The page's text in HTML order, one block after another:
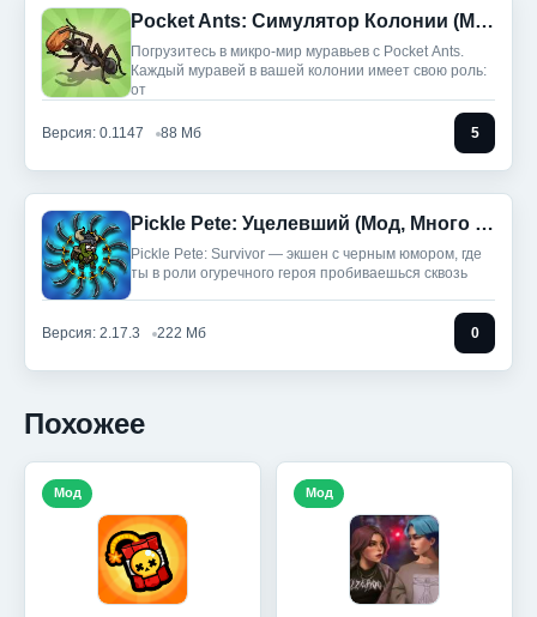
Pocket Ants: Симулятор Колонии (Мод, Режим Бога/Скорость)
Погрузитесь в микро-мир муравьев с Pocket Ants.
Каждый муравей в вашей колонии имеет свою роль:
от
Версия: 0.1147 88 Мб 5
Pickle Pete: Уцелевший (Мод, Много денег)
Pickle Pete: Survivor — экшен с черным юмором, где
ты в роли огуречного героя пробиваешься сквозь
Версия: 2.17.3 222 Мб 0
Похожее
Мод Мод